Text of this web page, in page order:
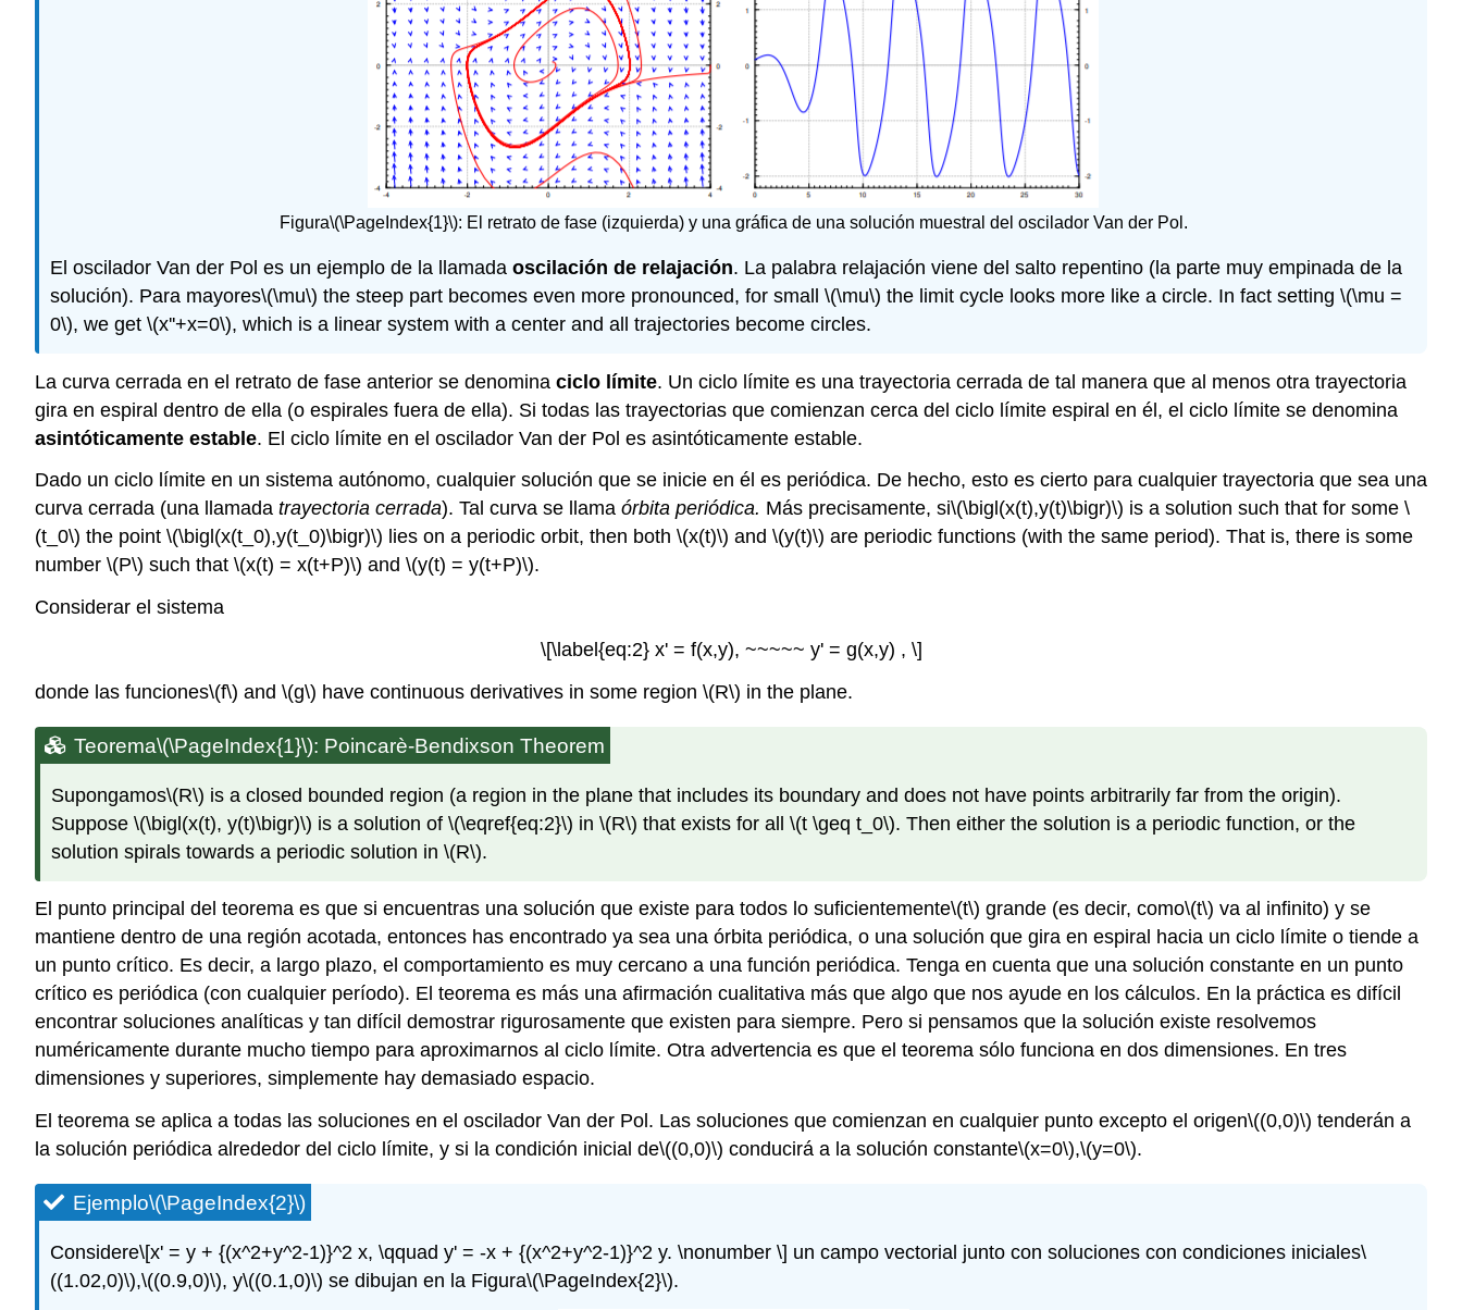
Figura\(\PageIndex{1}\): El retrato de fase (izquierda) y una gráfica de una solución muestral del oscilador Van der Pol.
El oscilador Van der Pol es un ejemplo de la llamada oscilación de relajación. La palabra relajación viene del salto repentino (la parte muy empinada de la
solución). Para mayores\(\mu\) the steep part becomes even more pronounced, for small \(\mu\) the limit cycle looks more like a circle. In fact setting \(\mu =
0\), we get \(x''+x=0\), which is a linear system with a center and all trajectories become circles.
La curva cerrada en el retrato de fase anterior se denomina ciclo límite. Un ciclo límite es una trayectoria cerrada de tal manera que al menos otra trayectoria
gira en espiral dentro de ella (o espirales fuera de ella). Si todas las trayectorias que comienzan cerca del ciclo límite espiral en él, el ciclo límite se denomina
asintóticamente estable. El ciclo límite en el oscilador Van der Pol es asintóticamente estable.
Dado un ciclo límite en un sistema autónomo, cualquier solución que se inicie en él es periódica. De hecho, esto es cierto para cualquier trayectoria que sea una
curva cerrada (una llamada trayectoria cerrada). Tal curva se llama órbita periódica. Más precisamente, si\(\bigl(x(t),y(t)\bigr)\) is a solution such that for some \
(t_0\) the point \(\bigl(x(t_0),y(t_0)\bigr)\) lies on a periodic orbit, then both \(x(t)\) and \(y(t)\) are periodic functions (with the same period). That is, there is some
number \(P\) such that \(x(t) = x(t+P)\) and \(y(t) = y(t+P)\).
Considerar el sistema
\[\label{eq:2} x' = f(x,y), ~~~~~ y' = g(x,y) , \]
donde las funciones\(f\) and \(g\) have continuous derivatives in some region \(R\) in the plane.
Teorema\(\PageIndex{1}\): Poincarè-Bendixson Theorem
Supongamos\(R\) is a closed bounded region (a region in the plane that includes its boundary and does not have points arbitrarily far from the origin).
Suppose \(\bigl(x(t), y(t)\bigr)\) is a solution of \(\eqref{eq:2}\) in \(R\) that exists for all \(t \geq t_0\). Then either the solution is a periodic function, or the
solution spirals towards a periodic solution in \(R\).
El punto principal del teorema es que si encuentras una solución que existe para todos lo suficientemente\(t\) grande (es decir, como\(t\) va al infinito) y se
mantiene dentro de una región acotada, entonces has encontrado ya sea una órbita periódica, o una solución que gira en espiral hacia un ciclo límite o tiende a
un punto crítico. Es decir, a largo plazo, el comportamiento es muy cercano a una función periódica. Tenga en cuenta que una solución constante en un punto
crítico es periódica (con cualquier período). El teorema es más una afirmación cualitativa más que algo que nos ayude en los cálculos. En la práctica es difícil
encontrar soluciones analíticas y tan difícil demostrar rigurosamente que existen para siempre. Pero si pensamos que la solución existe resolvemos
numéricamente durante mucho tiempo para aproximarnos al ciclo límite. Otra advertencia es que el teorema sólo funciona en dos dimensiones. En tres
dimensiones y superiores, simplemente hay demasiado espacio.
El teorema se aplica a todas las soluciones en el oscilador Van der Pol. Las soluciones que comienzan en cualquier punto excepto el origen\((0,0)\) tenderán a
la solución periódica alrededor del ciclo límite, y si la condición inicial de\((0,0)\) conducirá a la solución constante\(x=0\),\(y=0\).
Ejemplo\(\PageIndex{2}\)
Considere\[x' = y + {(x^2+y^2-1)}^2 x, \qquad y' = -x + {(x^2+y^2-1)}^2 y. \nonumber \] un campo vectorial junto con soluciones con condiciones iniciales\
((1.02,0)\),\((0.9,0)\), y\((0.1,0)\) se dibujan en la Figura\(\PageIndex{2}\).